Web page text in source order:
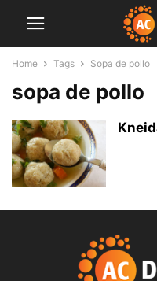
Home Tags Sopa de pollo
sopa de pollo